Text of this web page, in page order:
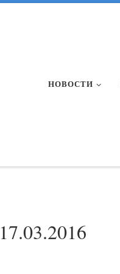
НОВОСТИ
17.03.2016